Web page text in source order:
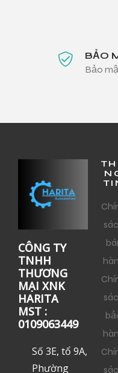
BẢO
Bảo
CÔNG TY
TNHH
THƯƠNG
MẠI XNK
HARITA
MST :
0109063449
Số 3E, tổ 9A,
Phường